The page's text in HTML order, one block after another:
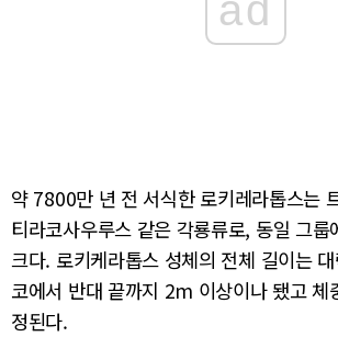
약 7800만 년 전 서식한 로키레라톱스는
티라코사우루스 같은 각룡류로, 동일 그룹
크다. 로키케라톱스 성체의 전체 길이는
코에서 반대 끝까지 2m 이상이나 됐고
정된다.